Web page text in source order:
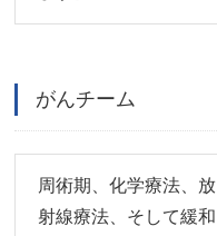
がんチーム
周術期、化学療法、放
射線療法、そして緩和